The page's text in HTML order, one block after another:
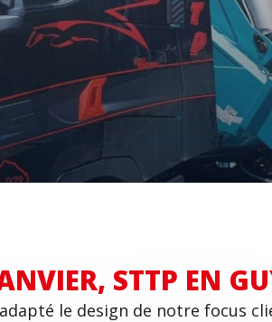
STTP EN
le design de notre focus